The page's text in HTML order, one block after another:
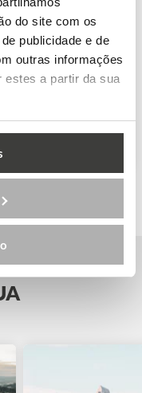
do site com os
publicidade e de
outras informações
estes a partir da sua